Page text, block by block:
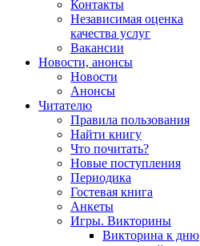
Контакты
Независимая оценка
качества услуг
Вакансии
Новости, анонсы
Новости
Анонсы
Читателю
Правила пользования
Найти книгу
Что почитать?
Новые поступления
Периодика
Гостевая книга
Анкеты
Игры. Викторины
Викторина к дню